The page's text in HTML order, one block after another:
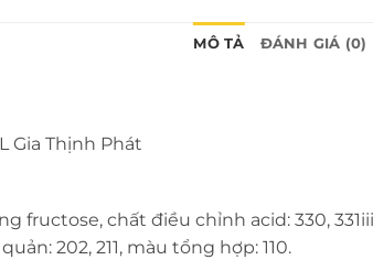
MÔ TẢ ĐÁNH GIÁ (0)
Gia Thịnh Phát
fructose, chất điều chỉnh acid: 330,
202, 211, màu tổng hợp: 110.